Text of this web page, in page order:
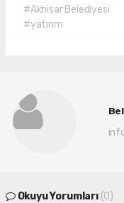
#Akhisar Belediyesi
#yatırım
Okuyu Yorumları (0)